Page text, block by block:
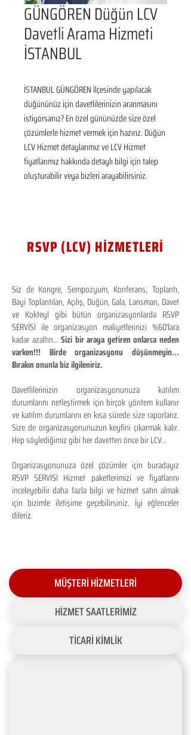
GÜNGÖREN Düğün LCV
Davetli Arama Hizmeti
İSTANBUL
İSTANBUL GÜNGÖREN İlçesinde yapılacak
düğününüz için davetlilerinizin aranmasını
istiyorsanız? En özel gününüzde size özel
çözümlerle hizmet vermek için hazırız. Düğün
LCV Hizmet detaylarımız ve LCV Hizmet
fiyatlarımız hakkında detaylı bilgi için talep
oluşturabilir veya bizleri arayabilirsiniz.
RSVP (LCV) HİZMETLERİ
Siz de Kongre, Sempozyum, Konferans, Toplantı,
Bayi Toplantıları, Açılış, Düğün, Gala, Lansman, Davet
ve Kokteyl gibi bütün organizasyonlarda RSVP
SERVİSİ ile organizasyon maliyetlerinizi %60'lara
kadar azaltın...Sizi bir araya getiren onlarca neden
varken!!! Birde organizasyonu düşünmeyin...
Bırakın onunla biz ilgileniriz.
Davetlilerinizin organizasyonunuza katılım
durumlarını netleştirmek için birçok yöntem kullanır
ve katılım durumlarını en kısa sürede size raporlarız.
Size de organizasyonunuzun keyfini çıkarmak kalır.
Hep söylediğimiz gibi her davetten önce bir LCV...
Organizasyonunuza özel çözümler için buradayız
RSVP SERVİSİ Hizmet paketlerimizi ve fiyatlarını
inceleyebilir daha fazla bilgi ve hizmet satın almak
için bizimle iletişime geçebilirsiniz. İyi eğlenceler
dileriz.
MÜŞTERİ HİZMETLERİ
HİZMET SAATLERİMİZ
TİCARİ KİMLİK